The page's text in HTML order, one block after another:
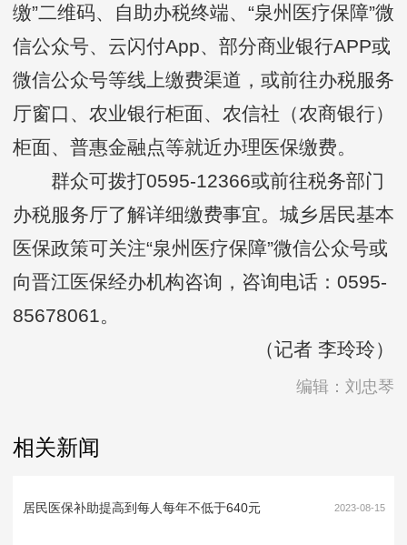
缴”二维码、自助办税终端、“泉州医疗保障”微
信公众号、云闪付App、部分商业银行APP或
微信公众号等线上缴费渠道，或前往办税服务
厅窗口、农业银行柜面、农信社（农商银行）
柜面、普惠金融点等就近办理医保缴费。
群众可拨打0595-12366或前往税务部门
办税服务厅了解详细缴费事宜。城乡居民基本
医保政策可关注“泉州医疗保障”微信公众号或
向晋江医保经办机构咨询，咨询电话：0595-
85678061。
（记者 李玲玲）
编辑：刘忠琴
相关新闻
居民医保补助提高到每人每年不低于640元 2023-08-15